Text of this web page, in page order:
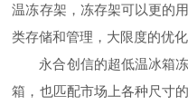
温冻存架，冻存架可以更的
类存储和管理，大限度的优
永合创信的超低温冰箱
箱，也匹配市场上各种尺寸